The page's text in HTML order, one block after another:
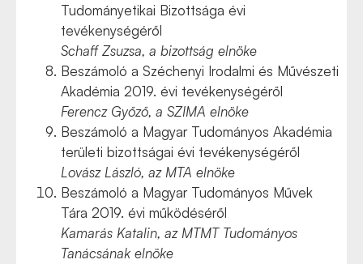
Tudományetikai Bizottsága évi
tevékenységéről
Schaff Zsuzsa, a bizottság elnöke
Beszámoló a Széchenyi Irodalmi és Művészeti
Akadémia 2019. évi tevékenységéről
Ferencz Győző, a SZIMA elnöke
Beszámoló a Magyar Tudományos Akadémia
területi bizottságai évi tevékenységéről
Lovász László, az MTA elnöke
Beszámoló a Magyar Tudományos Művek
Tára 2019. évi működéséről
Kamarás Katalin, az MTMT Tudományos
Tanácsának elnöke